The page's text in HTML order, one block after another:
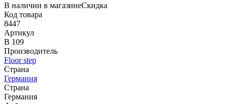
В наличии в магазинеСкидка
Код товара
8447
Артикул
В 109
Производитель
Floor step
Страна
Германия
Страна
Германия